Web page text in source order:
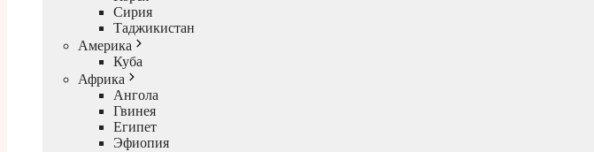
Сирия
Таджикистан
Америка
Куба
Африка
Ангола
Гвинея
Египет
Эфиопия